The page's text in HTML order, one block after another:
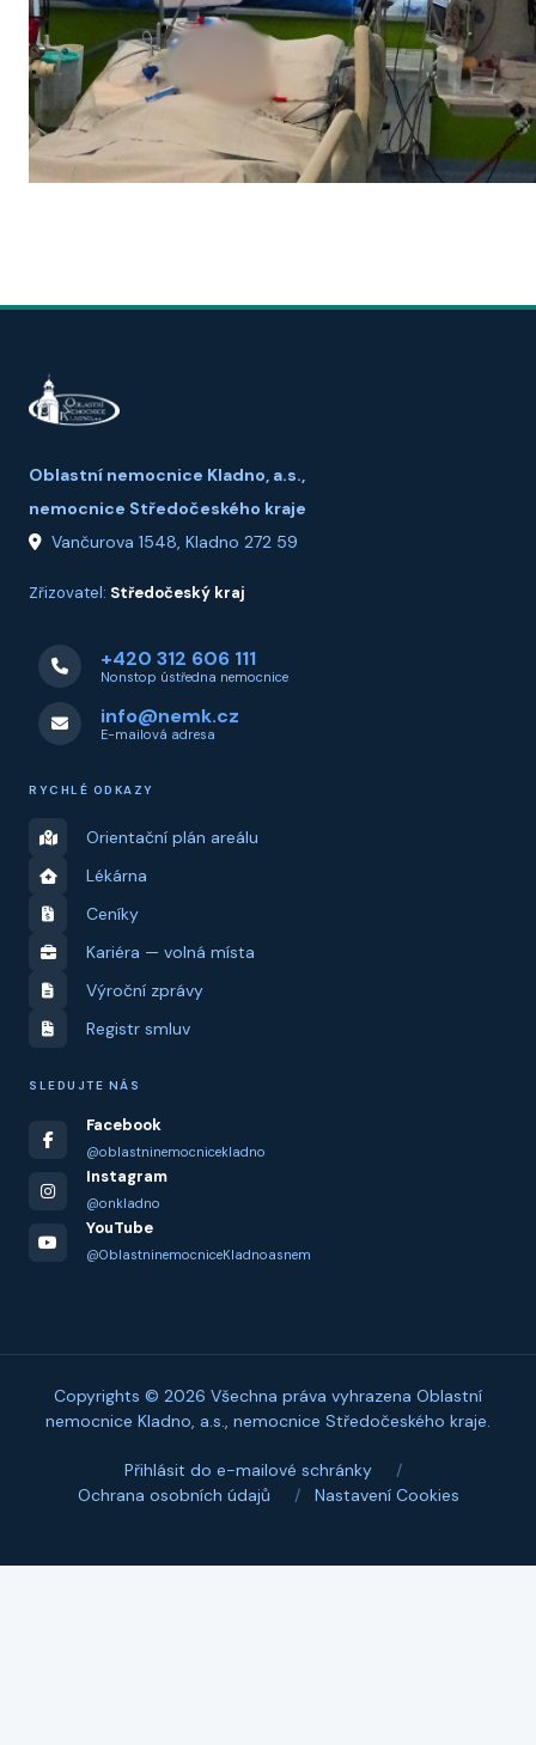
Oblastní nemocnice Kladno, a.s.,
nemocnice Středočeského kraje
Vančurova 1548, Kladno 272 59
Zřizovatel: Středočeský kraj
+420 312 606 111
Nonstop ústředna nemocnice
info@nemk.cz
E-mailová adresa
RYCHLÉ ODKAZY
Orientační plán areálu
Lékárna
Ceníky
Kariéra — volná místa
Výroční zprávy
Registr smluv
SLEDUJTE NÁS
Facebook
@oblastninemocnicekladno
Instagram
@onkladno
YouTube
@OblastninemocniceKladnoasnem
Copyrights © 2026 Všechna práva vyhrazena Oblastní
nemocnice Kladno, a.s., nemocnice Středočeského kraje.
Přihlásit do e-mailové schránky
/
Ochrana osobních údajů
/ Nastavení Cookies